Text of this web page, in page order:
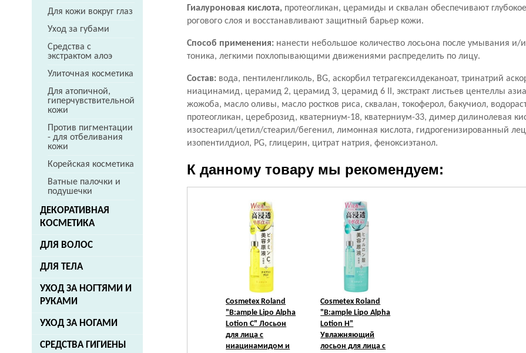
Для кожи вокруг глаз
Уход за губами
Средства с
экстрактом алоэ
Улиточная косметика
Для атопичной,
гиперчувствительной
кожи
Против пигментации
- для отбеливания
кожи
Корейская косметика
Ватные палочки и
подушечки
ДЕКОРАТИВНАЯ
КОСМЕТИКА
ДЛЯ ВОЛОС
ДЛЯ ТЕЛА
УХОД ЗА НОГТЯМИ И
РУКАМИ
УХОД ЗА НОГАМИ
СРЕДСТВА ГИГИЕНЫ
Гиалуроновая кислота, протеогликан, церамиды и сквалан обеспечивают
рогового слоя и восстанавливают защитный барьер кожи.
Способ применения: нанести небольшое количество лосьона после умывания и/
тоника, легкими похлопывающими движениями распределить по лицу.
Состав: вода, пентиленгликоль, BG, аскорбил тетрагексилдеканоат, тринатрий
ниацинамид, церамид 2, церамид 3, церамид 6 II, экстракт листьев центеллы
жожоба, масло оливы, масло ростков риса, сквалан, токоферол, бакучиол,
протеогликан, цереброзид, кватерниум-18, кватерниум-33, димер дилинолевая
изостеарил/цетил/стеарил/бегенил, лимонная кислота, гидрогенизированный
изопентилдиол, PG, глицерин, цитрат натрия, феноксиэтанол.
К данному товару мы рекомендуем:
Cosmetex Roland
"B:ample Lipo Alpha
Lotion C" Лосьон
для лица с
ниацинамидом и
Cosmetex Roland
"B:ample Lipo Alpha
Lotion H"
Увлажняющий
лосьон для лица с